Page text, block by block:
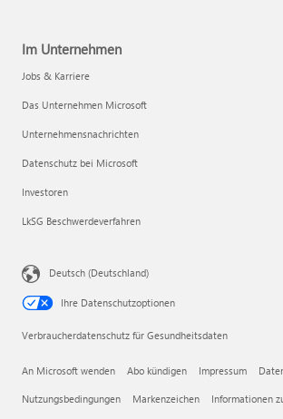
Im Unternehmen
Jobs & Karriere
Das Unternehmen Microsoft
Unternehmensnachrichten
Datenschutz bei Microsoft
Investoren
LkSG Beschwerdeverfahren
Deutsch (Deutschland)
Ihre Datenschutzoptionen
Verbraucherdatenschutz für Gesundheitsdaten
An Microsoft wenden Abo kündigen Impressum
Nutzungsbedingungen Markenzeichen Informationen